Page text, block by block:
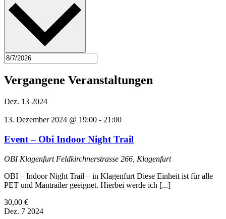
Vergangene Veranstaltungen
Dez. 13 2024
13. Dezember 2024 @ 19:00 - 21:00
Event – Obi Indoor Night Trail
OBI Klagenfurt Feldkirchnerstrasse 266, Klagenfurt
OBI – Indoor Night Trail – in Klagenfurt Diese Einheit ist für alle
PET und Mantrailer geeignet. Hierbei werde ich [...]
30,00 €
Dez. 7 2024